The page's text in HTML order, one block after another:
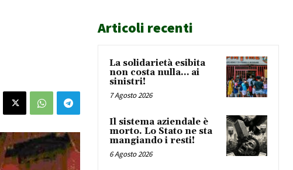
Articoli recenti
La solidarietà esibita
non costa nulla… ai
sinistri!
7 Agosto 2026
Il sistema aziendale è
morto. Lo Stato ne sta
mangiando i resti!
6 Agosto 2026